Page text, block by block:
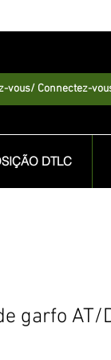
vous/ Connectez-
DTLC
garfo AT/